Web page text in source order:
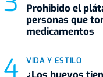
Prohibido el
personas que
medicamentos
VIDA Y ESTILO